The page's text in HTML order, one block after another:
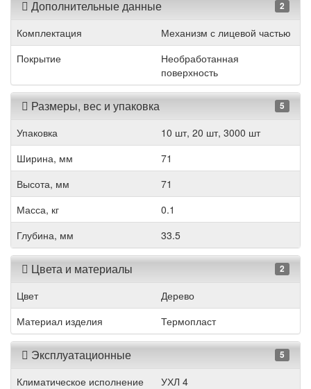
Дополнительные данные 2
Комплектация
Механизм с лицевой частью
Покрытие
Необработанная
поверхность
Размеры, вес и упаковка 5
Упаковка
10 шт, 20 шт, 3000 шт
Ширина, мм
71
Высота, мм
71
Масса, кг
0.1
Глубина, мм
33.5
Цвета и материалы 2
Цвет
Дерево
Материал изделия
Термопласт
Эксплуатационные 5
Климатическое исполнение
УХЛ 4